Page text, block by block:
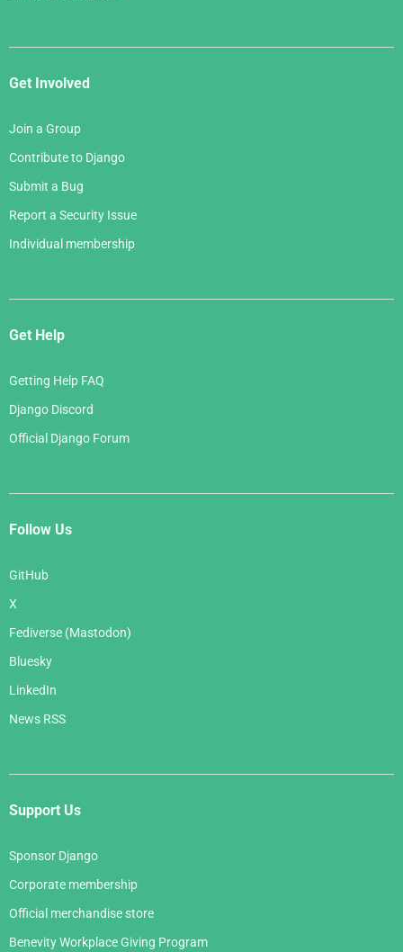
Get Involved
Join a Group
Contribute to Django
Submit a Bug
Report a Security Issue
Individual membership
Get Help
Getting Help FAQ
Django Discord
Official Django Forum
Follow Us
GitHub
X
Fediverse (Mastodon)
Bluesky
LinkedIn
News RSS
Support Us
Sponsor Django
Corporate membership
Official merchandise store
Benevity Workplace Giving Program